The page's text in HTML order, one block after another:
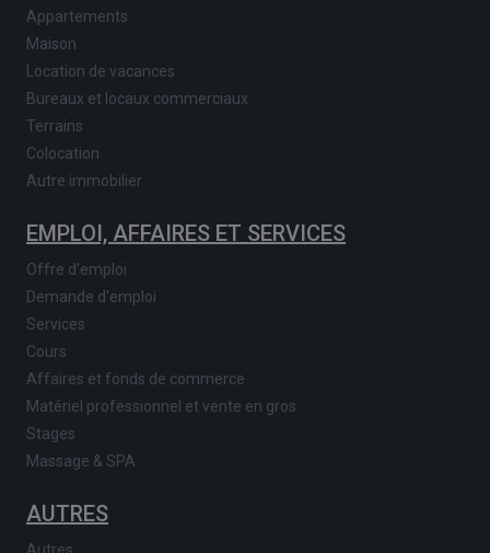
Appartements
Maison
Location de vacances
Bureaux et locaux commerciaux
Terrains
Colocation
Autre immobilier
EMPLOI, AFFAIRES ET SERVICES
Offre d'emploi
Demande d'emploi
Services
Cours
Affaires et fonds de commerce
Matériel professionnel et vente en gros
Stages
Massage & SPA
AUTRES